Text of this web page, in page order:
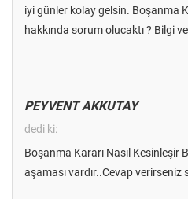
iyi günler kolay gelsin. Boşanma
hakkında sorum olucaktı ? Bilgi
PEYVENT AKKUTAY
dedi ki:
Boşanma Kararı Nasıl Kesinleşir
aşaması vardır..Cevap verirseniz